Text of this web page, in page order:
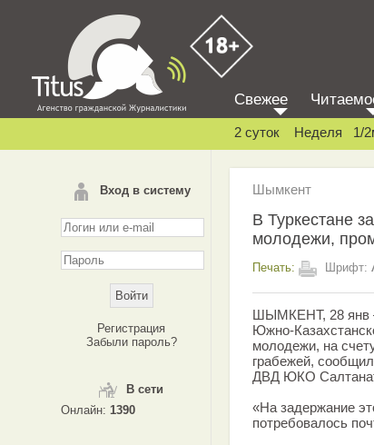
Вход в систему
Регистрация
Забыли пароль?
В сети
Онлайн: 1390
Свежее
2 суток Неделя 1/
Шымкент
В Туркестане
молодежи,
Печать: Шрифт:
ШЫМКЕНТ, 28 янв
Южно-
молодежи, на
грабежей,
ДВД ЮКО
«На задержание
потребовалось